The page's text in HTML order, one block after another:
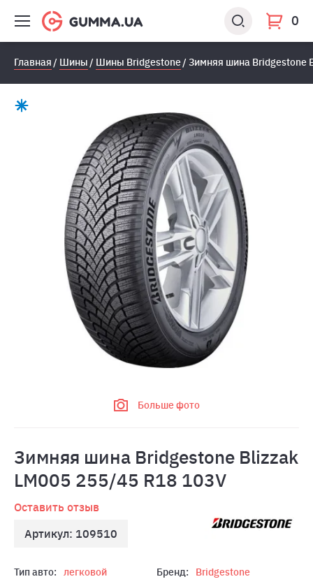
0
Главная Шины Шины Bridgestone Зимняя шина Bridgestone
Больше фото
Зимняя шина Bridgestone Blizzak
LM005 255/45 R18 103V
Оставить отзыв
Артикул: 109510
Тип авто: легковой Бренд:
Bridgestone